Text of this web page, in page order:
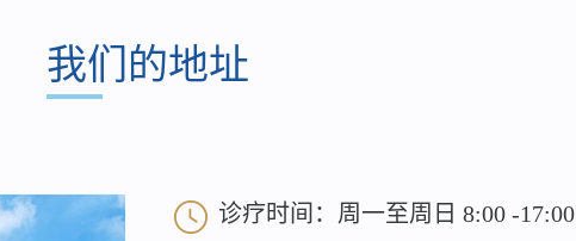
我们的地址
诊疗时间：周一至周日 8:00 -17:00